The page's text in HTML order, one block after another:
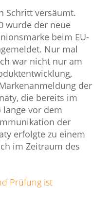
Schritt versäumt.
wurde der neue
beim EU-
Nur mal
war nicht nur am
der
die bereits im
lange vor dem
der
erfolgte zu einem
im Zeitraum des
Prüfung ist